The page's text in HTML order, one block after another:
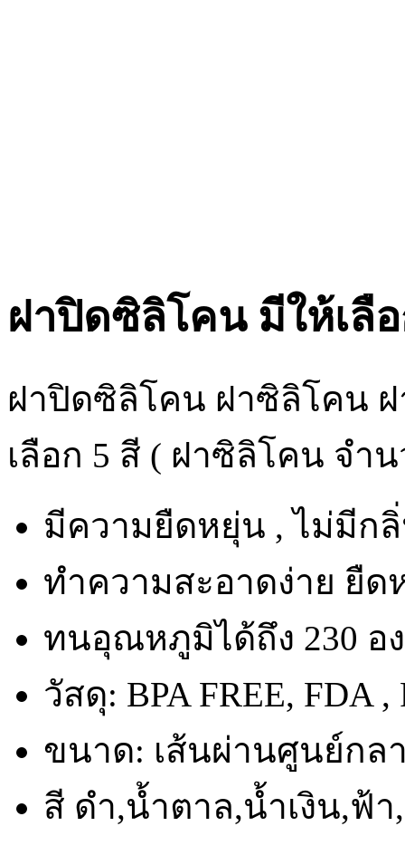
ฝาปิดซิลิโคน มีให้เลื
ฝาปิดซิลิโคน ฝาซิลิโคน ฝ
เลือก 5 สี ( ฝาซิลิโคน จำ
มีความยืดหยุ่น , ไม่มีก
ทำความสะอาดง่าย ยื
ทนอุณหภูมิได้ถึง 230 อ
วัสดุ: BPA FREE, FDA ,
ขนาด: เส้นผ่านศูนย์กล
สี ดำ,น้ำตาล,น้ำเงิน,ฟ้